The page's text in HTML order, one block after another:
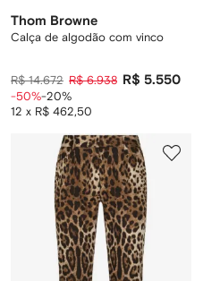
Thom Browne
Calça de algodão com vinco
R$ 14.672 R$ 6.938 R$ 5.550
12 x R$ 462,50
-50%-20%